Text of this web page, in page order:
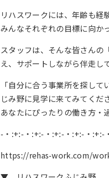
リハスワークには、年齢も経
みんなそれぞれの目標に向か
スタッフは、そんな皆さんの
え、サポートしながら伴走し
「自分に合う事業所を探し
じみ野に見学に来てみてくだ
あなたにぴったりの働き方・
-・:+:-・:+:-・:+:-・:+:-・:+:-
https://rehas-work.com/